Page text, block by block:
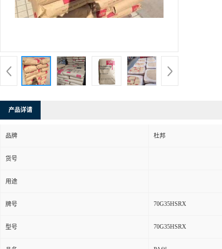
产品详请
品牌 杜邦
货号
用途
牌号 70G35HSRX
型号 70G35HSRX